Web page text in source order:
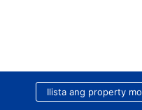
Ilista ang property mo